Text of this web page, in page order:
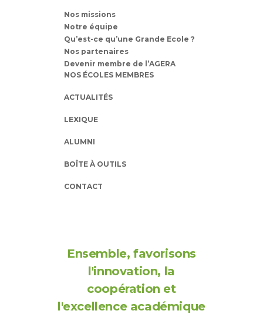
Nos missions
Notre équipe
Qu’est-ce qu’une Grande Ecole ?
Nos partenaires
Devenir membre de l’AGERA
NOS ÉCOLES MEMBRES
ACTUALITÉS
LEXIQUE
ALUMNI
BOÎTE À OUTILS
CONTACT
Ensemble, favorisons
l'innovation, la
coopération et
l'excellence académique